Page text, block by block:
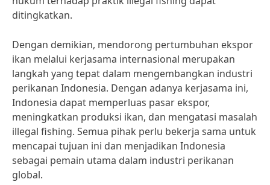
ditingkatkan.
Dengan demikian, mendorong pertumbuhan ekspor
ikan melalui kerjasama internasional merupakan
langkah yang tepat dalam mengembangkan industri
perikanan Indonesia. Dengan adanya kerjasama ini,
Indonesia dapat memperluas pasar ekspor,
meningkatkan produksi ikan, dan mengatasi masalah
illegal fishing. Semua pihak perlu bekerja sama untuk
mencapai tujuan ini dan menjadikan Indonesia
sebagai pemain utama dalam industri perikanan
global.